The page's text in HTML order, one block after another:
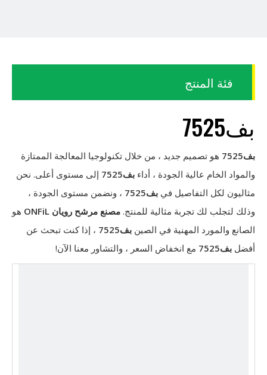
فئة المنتج
بف7525
بف7525
هو تصميم جديد ، من خلال تكنولوجيا المعالجة الممتازة
والمواد الخام عالية الجودة ، أداء بف7525
إلى مستوى أعلى. نحن
مثاليون لكل التفاصيل في بف7525
، ونضمن مستوى الجودة ،
وذلك لتجلب لك تجربة مثالية للمنتج. مصنع مرشح رويان ONFiL
هو
الصانع والمورد المهنية في الصين بف7525
، إذا كنت تبحث عن
أفضل بف7525 مع انخفاض السعر ، والتشاور معنا الآن!